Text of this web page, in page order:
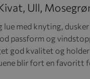
Ull,
lue med knyting,
passform og
god kvalitet og holder
blir fort en favoritt